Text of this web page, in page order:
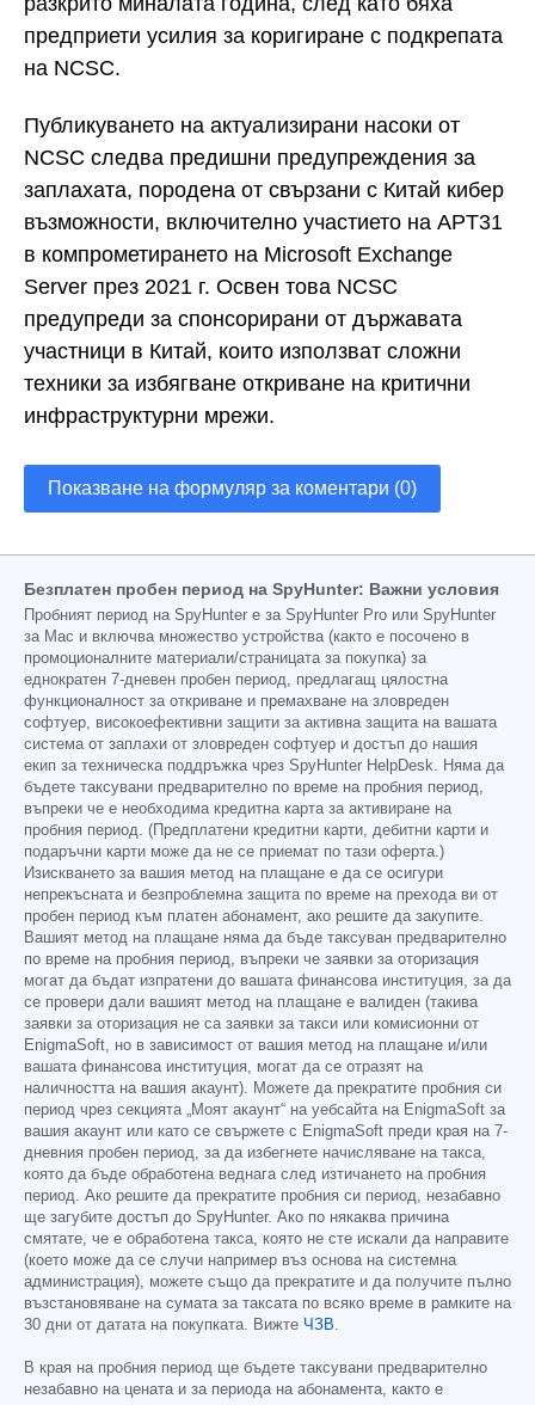
предприети усилия за коригиране с подкрепата
на NCSC.
Публикуването на актуализирани насоки от
NCSC следва предишни предупреждения за
заплахата, породена от свързани с Китай кибер
възможности, включително участието на APT31
в компрометирането на Microsoft Exchange
Server през 2021 г. Освен това NCSC
предупреди за спонсорирани от държавата
участници в Китай, които използват сложни
техники за избягване откриване на критични
инфраструктурни мрежи.
Показване на формуляр за коментари (0)
Безплатен пробен период на SpyHunter: Важни условия
Пробният период на SpyHunter е за SpyHunter Pro или SpyHunter
за Mac и включва множество устройства (както е посочено в
промоционалните материали/страницата за покупка) за
еднократен 7-дневен пробен период, предлагащ цялостна
функционалност за откриване и премахване на зловреден
софтуер, високоефективни защити за активна защита на вашата
система от заплахи от зловреден софтуер и достъп до нашия
екип за техническа поддръжка чрез SpyHunter HelpDesk. Няма да
бъдете таксувани предварително по време на пробния период,
въпреки че е необходима кредитна карта за активиране на
пробния период. (Предплатени кредитни карти, дебитни карти и
подаръчни карти може да не се приемат по тази оферта.)
Изискването за вашия метод на плащане е да се осигури
непрекъсната и безпроблемна защита по време на прехода ви от
пробен период към платен абонамент, ако решите да закупите.
Вашият метод на плащане няма да бъде таксуван предварително
по време на пробния период, въпреки че заявки за оторизация
могат да бъдат изпратени до вашата финансова институция, за да
се провери дали вашият метод на плащане е валиден (такива
заявки за оторизация не са заявки за такси или комисионни от
EnigmaSoft, но в зависимост от вашия метод на плащане и/или
вашата финансова институция, могат да се отразят на
наличността на вашия акаунт). Можете да прекратите пробния си
период чрез секцията „Моят акаунт“ на уебсайта на EnigmaSoft за
вашия акаунт или като се свържете с EnigmaSoft преди края на 7-
дневния пробен период, за да избегнете начисляване на такса,
която да бъде обработена веднага след изтичането на пробния
период. Ако решите да прекратите пробния си период, незабавно
ще загубите достъп до SpyHunter. Ако по някаква причина
смятате, че е обработена такса, която не сте искали да направите
(което може да се случи например въз основа на системна
администрация), можете също да прекратите и да получите пълно
възстановяване на сумата за таксата по всяко време в рамките на
30 дни от датата на покупката. Вижте ЧЗВ
В края на пробния период ще бъдете таксувани предварително
незабавно на цената и за периода на абонамента, както е